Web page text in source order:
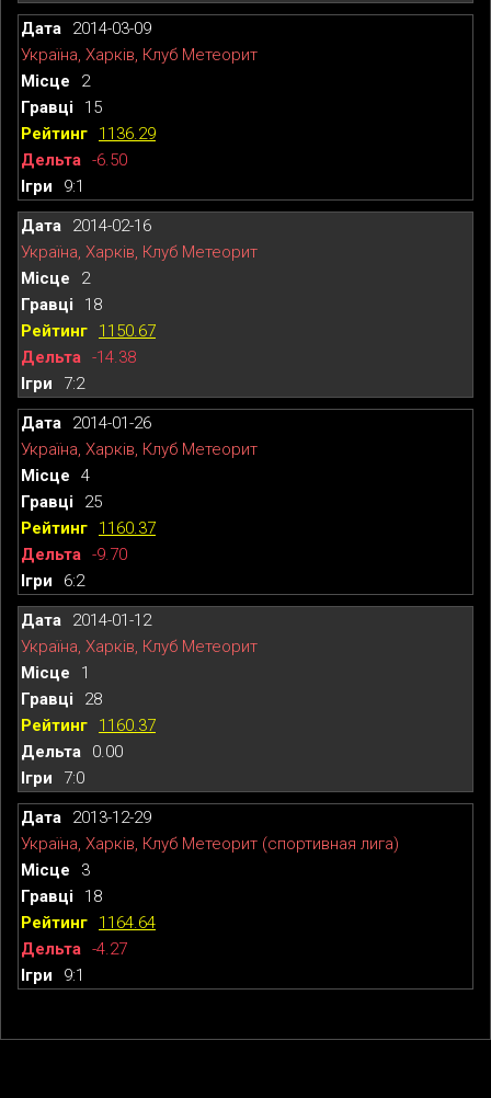
2014-03-09
Україна, Харків, Клуб Метеорит
2
15
1136.29
-6.50
9:1
2014-02-16
Україна, Харків, Клуб Метеорит
2
18
1150.67
-14.38
7:2
2014-01-26
Україна, Харків, Клуб Метеорит
4
25
1160.37
-9.70
6:2
2014-01-12
Україна, Харків, Клуб Метеорит
1
28
1160.37
0.00
7:0
2013-12-29
Україна, Харків, Клуб Метеорит (спортивная лига)
3
18
1164.64
-4.27
9:1